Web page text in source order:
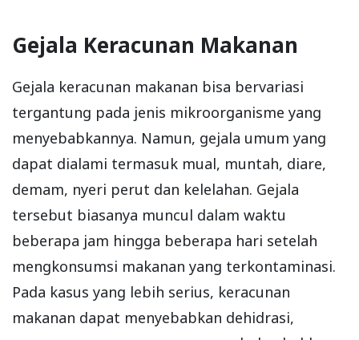
Gejala Keracunan Makanan
Gejala keracunan makanan bisa bervariasi
tergantung pada jenis mikroorganisme yang
menyebabkannya. Namun, gejala umum yang
dapat dialami termasuk mual, muntah, diare,
demam, nyeri perut dan kelelahan. Gejala
tersebut biasanya muncul dalam waktu
beberapa jam hingga beberapa hari setelah
mengkonsumsi makanan yang terkontaminasi.
Pada kasus yang lebih serius, keracunan
makanan dapat menyebabkan dehidrasi,